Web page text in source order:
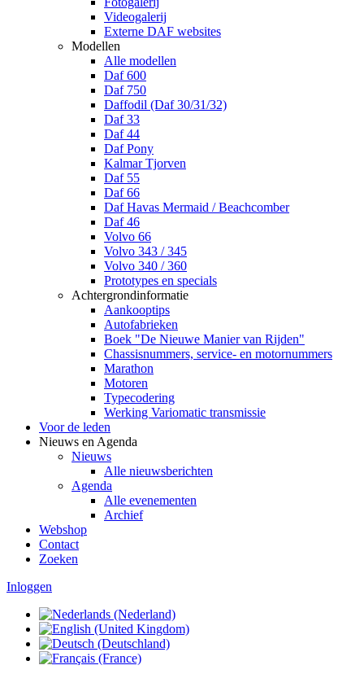
Videogalerij
Externe DAF websites
Modellen
Alle modellen
Daf 600
Daf 750
Daffodil (Daf 30/31/32)
Daf 33
Daf 44
Daf Pony
Kalmar Tjorven
Daf 55
Daf 66
Daf Havas Mermaid / Beachcomber
Daf 46
Volvo 66
Volvo 343 / 345
Volvo 340 / 360
Prototypes en specials
Achtergrondinformatie
Aankooptips
Autofabrieken
Boek "De Nieuwe Manier van Rijden"
Chassisnummers, service- en motornummers
Marathon
Motoren
Typecodering
Werking Variomatic transmissie
Voor de leden
Nieuws en Agenda
Nieuws
Alle nieuwsberichten
Agenda
Alle evenementen
Archief
Webshop
Contact
Zoeken
Inloggen